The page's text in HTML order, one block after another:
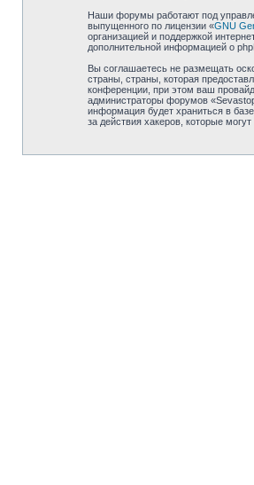
Наши форумы работают под
выпущенного по лицензии «GNU
организацией и поддержкой
дополнительной информацией о
Вы соглашаетесь не размещать
страны, страны, которая
конференции, при этом ваш
администраторы форумов
информация будет храниться в
за действия хакеров, которые